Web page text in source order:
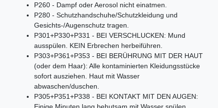
P260 - Dampf oder Aerosol nicht einatmen.
P280 - Schutzhandschuhe/Schutzkleidung und
Gesichts-/Augenschutz tragen.
P301+P330+P331 - BEI VERSCHLUCKEN: Mund
ausspülen. KEIN Erbrechen herbeiführen.
P303+P361+P353 - BEI BERÜHRUNG MIT DER HAUT
(oder dem Haar): Alle kontaminierten Kleidungsstücke
sofort ausziehen. Haut mit Wasser
abwaschen/duschen.
P305+P351+P338 - BEI KONTAKT MIT DEN AUGEN:
Einige Minuten lang behutsam mit Wasser spülen.